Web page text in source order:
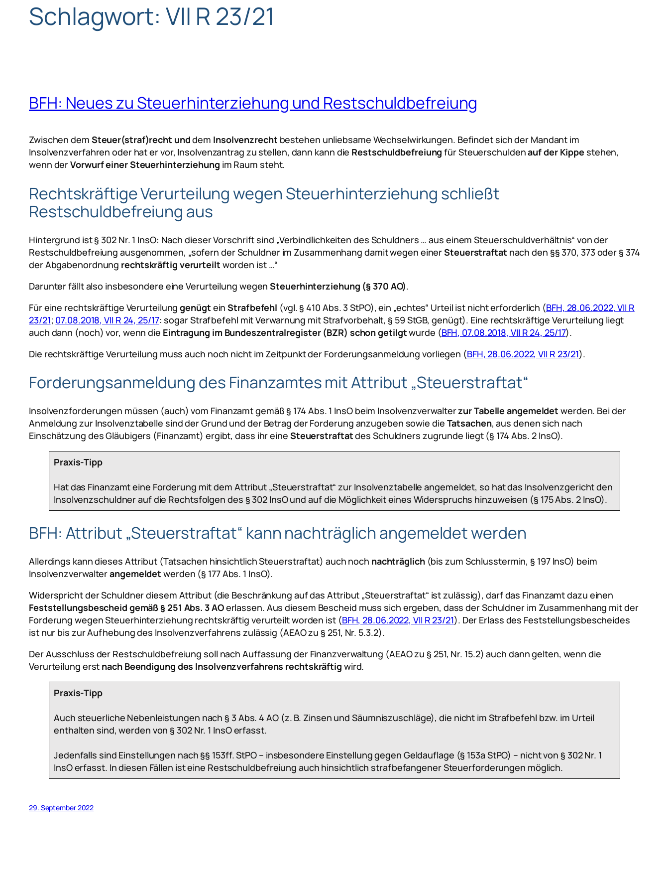
Schlagwort: VII R 23/21
BFH: Neues zu Steuerhinterziehung und Restschuldbefreiung
Zwischen dem Steuer(straf)recht unddem Insolvenzrecht bestehen unliebsame Wechselwirkungen. Befindet sich der Mandant im
Insolvenzverfahren oder hat er vor, Insolvenzantrag zu stellen, dann kann die Restschuldbefreiungfür Steuerschuldenauf der Kippe stehen,
wenn derVorwurf einer Steuerhinterziehung im Raum steht.
Rechtskräftige Verurteilung wegen Steuerhinterziehung schließt
Restschuldbefreiung aus
Hintergrund ist § 302 Nr. 1 InsO: Nach dieser Vorschrift sind „Verbindlichkeiten des Schuldners … aus einem Steuerschuldverhältnis“ von der
Restschuldbefreiung ausgenommen, „sofern der Schuldner im Zusammenhang damit wegen einerSteuerstraftat nach den §§ 370, 373 oder § 374
der Abgabenordnung rechtskräftig verurteilt worden ist …“
Darunter fällt also insbesondere eine Verurteilung wegenSteuerhinterziehung (§ 370 AO).
Für eine rechtskräftige Verurteilunggenügt einStrafbefehl (vgl. § 410 Abs. 3 StPO), ein „echtes“ Urteil ist nicht erforderlich (BFH, 28.06.2022, VII R
23/21; 07.08.2018, VII R 24, 25/17: sogar Strafbefehl mit Verwarnung mit Strafvorbehalt, § 59 StGB, genügt). Eine rechtskräftige Verurteilung liegt
auch dann (noch) vor, wenn die Eintragung im Bundeszentralregister (BZR) schon getilgtwurde (BFH, 07.08.2018, VII R 24, 25/17).
Die rechtskräftige Verurteilung muss auch noch nicht im Zeitpunkt der Forderungsanmeldung vorliegen (BFH, 28.06.2022, VII R 23/21).
Forderungsanmeldung des Finanzamtes mit Attribut „Steuerstraftat“
Insolvenzforderungen müssen (auch) vom Finanzamt gemäß § 174 Abs. 1 InsO beim Insolvenzverwalterzur Tabelle angemeldet werden. Bei der
Anmeldung zur Insolvenztabelle sind der Grund und der Betrag der Forderung anzugeben sowie die Tatsachen, aus denen sich nach
Einschätzung des Gläubigers (Finanzamt) ergibt, dass ihr eine Steuerstraftatdes Schuldners zugrunde liegt (§ 174 Abs. 2 InsO).
Praxis-Tipp
Hat das Finanzamt eine Forderung mit dem Attribut „Steuerstraftat“ zur Insolvenztabelle angemeldet, so hat das Insolvenzgericht den
Insolvenzschuldner auf die Rechtsfolgen des § 302 InsO und auf die Möglichkeit eines Widerspruchs hinzuweisen (§ 175 Abs. 2 InsO).
BFH: Attribut „Steuerstraftat“ kann nachträglich angemeldet werden
Allerdings kann dieses Attribut (Tatsachen hinsichtlich Steuerstraftat) auch noch nachträglich(bis zum Schlusstermin, § 197 InsO) beim
Insolvenzverwalterangemeldetwerden (§ 177 Abs. 1 InsO).
Widerspricht der Schuldner diesem Attribut (die Beschränkung auf das Attribut „Steuerstraftat“ ist zulässig), darf das Finanzamt dazu einen
Feststellungsbescheid gemäß § 251 Abs. 3 AOerlassen. Aus diesem Bescheid muss sich ergeben, dass der Schuldner im Zusammenhang mit der
Forderung wegen Steuerhinterziehung rechtskräftig verurteilt worden ist (BFH, 28.06.2022, VII R 23/21). Der Erlass des Feststellungsbescheides
ist nur bis zur Aufhebung des Insolvenzverfahrens zulässig (AEAO zu § 251, Nr. 5.3.2).
Der Ausschluss der Restschuldbefreiung soll nach Auffassung der Finanzverwaltung (AEAO zu § 251, Nr. 15.2) auch dann gelten, wenn die
Verurteilung erst nach Beendigung des Insolvenzverfahrens rechtskräftig wird.
Praxis-Tipp
Auch steuerliche Nebenleistungen nach § 3 Abs. 4 AO (z. B. Zinsen und Säumniszuschläge), die nicht im Strafbefehl bzw. im Urteil
enthalten sind, werden von § 302 Nr. 1 InsO erfasst.
Jedenfalls sind Einstellungen nach §§ 153ff. StPO – insbesondere Einstellung gegen Geldauflage (§ 153a StPO) – nicht von § 302 Nr. 1
InsO erfasst. In diesen Fällen ist eine Restschuldbefreiung auch hinsichtlich strafbefangener Steuerforderungen möglich.
29. September 2022